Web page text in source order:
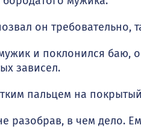
он требова­тельно,
и поклонился баю,
зависел.
пальцем на
разобрав, в чем дело.